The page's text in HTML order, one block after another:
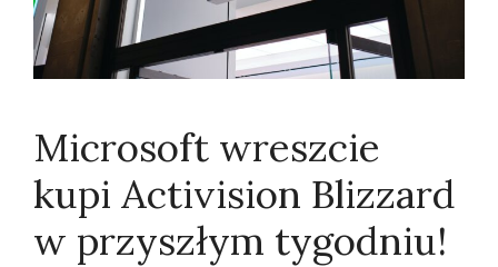
Microsoft wreszcie
kupi Activision Blizzard
w przyszłym tygodniu!